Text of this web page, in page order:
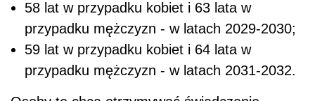
58 lat w przypadku kobiet i 63 lata w
przypadku mężczyzn - w latach 2029-2030;
59 lat w przypadku kobiet i 64 lata w
przypadku mężczyzn - w latach 2031-2032.